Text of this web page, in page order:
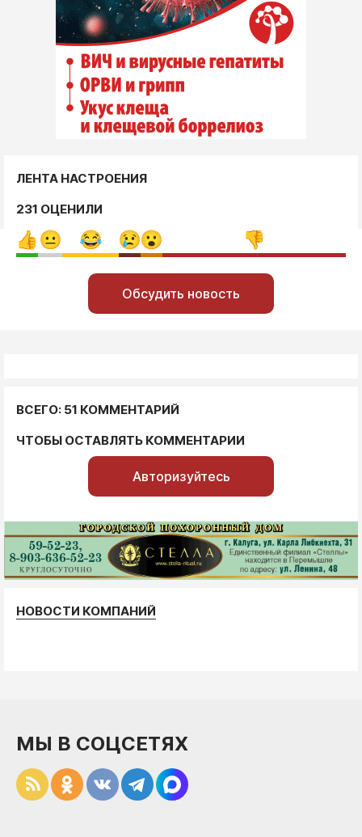
ЛЕНТА НАСТРОЕНИЯ
231 ОЦЕНИЛИ
Обсудить новость
ВСЕГО: 51 КОММЕНТАРИЙ
ЧТОБЫ ОСТАВЛЯТЬ КОММЕНТАРИИ
Авторизуйтесь
НОВОСТИ КОМПАНИЙ
МЫ В СОЦСЕТЯХ